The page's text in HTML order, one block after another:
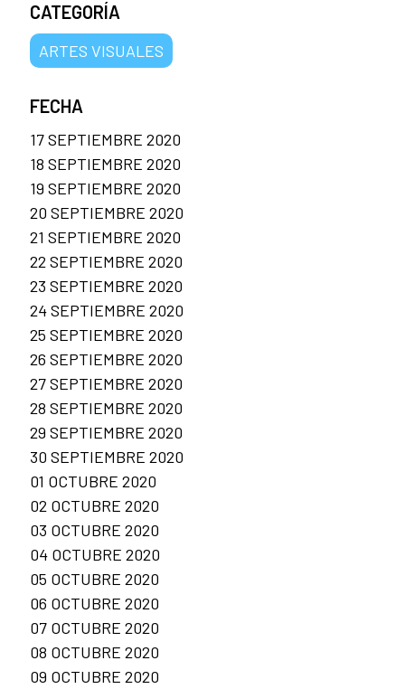
CATEGORÍA
ARTES VISUALES
FECHA
17 SEPTIEMBRE 2020
18 SEPTIEMBRE 2020
19 SEPTIEMBRE 2020
20 SEPTIEMBRE 2020
21 SEPTIEMBRE 2020
22 SEPTIEMBRE 2020
23 SEPTIEMBRE 2020
24 SEPTIEMBRE 2020
25 SEPTIEMBRE 2020
26 SEPTIEMBRE 2020
27 SEPTIEMBRE 2020
28 SEPTIEMBRE 2020
29 SEPTIEMBRE 2020
30 SEPTIEMBRE 2020
01 OCTUBRE 2020
02 OCTUBRE 2020
03 OCTUBRE 2020
04 OCTUBRE 2020
05 OCTUBRE 2020
06 OCTUBRE 2020
07 OCTUBRE 2020
08 OCTUBRE 2020
09 OCTUBRE 2020